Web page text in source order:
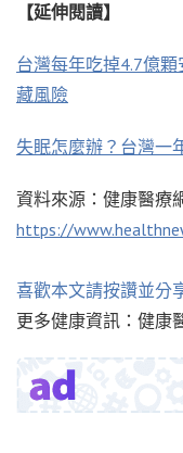
【延伸閱讀】
台灣每年吃掉4.7億
藏風險
失眠怎麼辦？台灣一
資料來源：健康醫療
https://
喜歡本文請按讚並分
更多健康資訊：健康